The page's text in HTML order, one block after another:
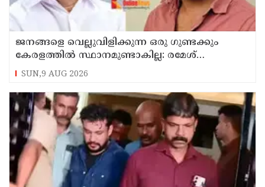
ജനങ്ങളെ വെല്ലുവിളിക്കുന്ന ഒരു ഗുണ്ടക്കും
കേരളത്തില്‍ സ്ഥാനമുണ്ടാകില്ല: രമേശ്
ചെന്നിത്തല
SUN,9 AUG 2026